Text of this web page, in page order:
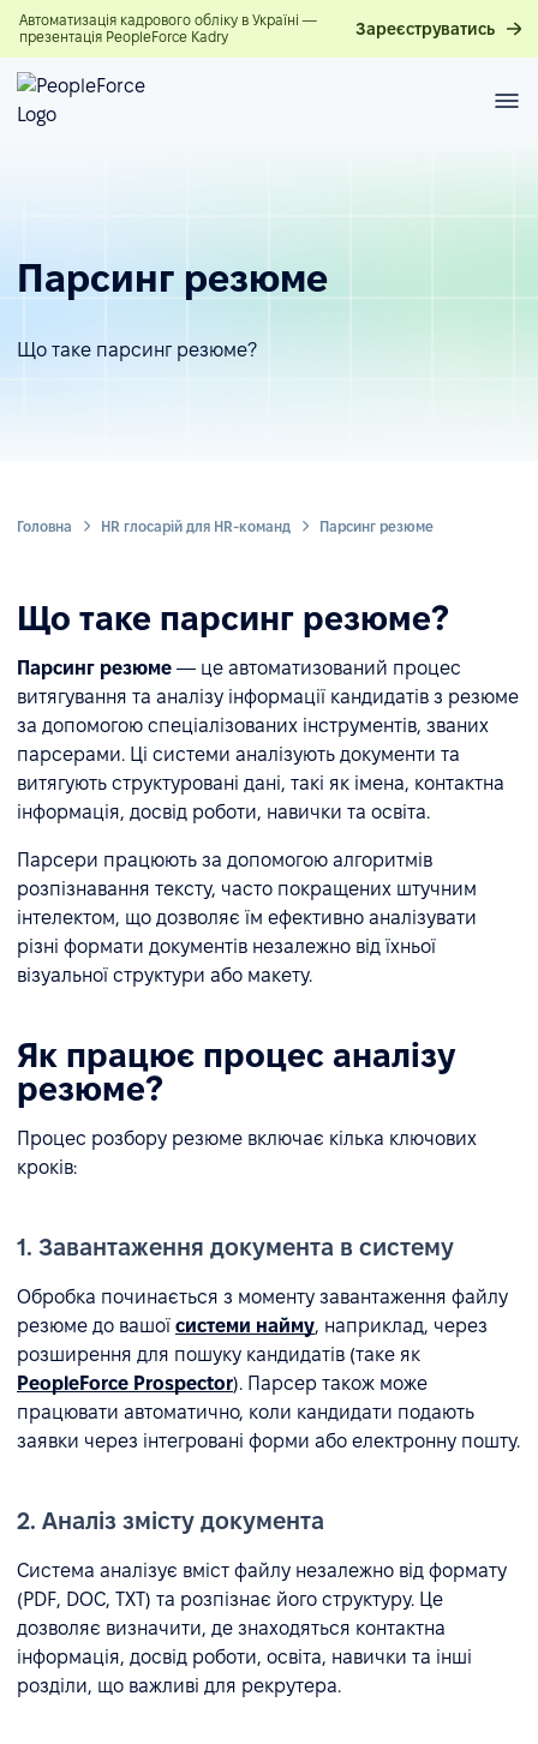
Автоматизація кадрового обліку в Україні —
презентація PeopleForce Kadry
Зареєструватись
Парсинг резюме
Що таке парсинг резюме?
Головна HR глосарій для HR-команд Парсинг резюме
Що таке парсинг резюме?
Парсинг резюме — це автоматизований процес
витягування та аналізу інформації кандидатів з резюме
за допомогою спеціалізованих інструментів, званих
парсерами. Ці системи аналізують документи та
витягують структуровані дані, такі як імена, контактна
інформація, досвід роботи, навички та освіта.
Парсери працюють за допомогою алгоритмів
розпізнавання тексту, часто покращених штучним
інтелектом, що дозволяє їм ефективно аналізувати
різні формати документів незалежно від їхньої
візуальної структури або макету.
Як працює процес аналізу
резюме?
Процес розбору резюме включає кілька ключових
кроків:
1. Завантаження документа в систему
Обробка починається з моменту завантаження файлу
резюме до вашої системи найму, наприклад, через
розширення для пошуку кандидатів (таке як
PeopleForce Prospector). Парсер також може
працювати автоматично, коли кандидати подають
заявки через інтегровані форми або електронну пошту.
2. Аналіз змісту документа
Система аналізує вміст файлу незалежно від формату
(PDF, DOC, TXT) та розпізнає його структуру. Це
дозволяє визначити, де знаходяться контактна
інформація, досвід роботи, освіта, навички та інші
розділи, що важливі для рекрутера.